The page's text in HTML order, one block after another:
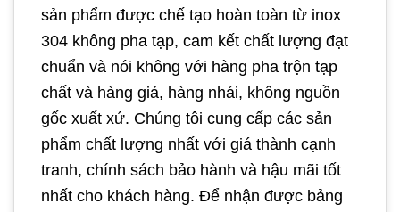
sản phẩm được chế tạo hoàn toàn từ inox
304 không pha tạp, cam kết chất lượng đạt
chuẩn và nói không với hàng pha trộn tạp
chất và hàng giả, hàng nhái, không nguồn
gốc xuất xứ. Chúng tôi cung cấp các sản
phẩm chất lượng nhất với giá thành cạnh
tranh, chính sách bảo hành và hậu mãi tốt
nhất cho khách hàng. Để nhận được bảng